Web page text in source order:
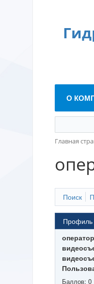
О
Главная
Поиск
Профиль
оператор
Баллов:0